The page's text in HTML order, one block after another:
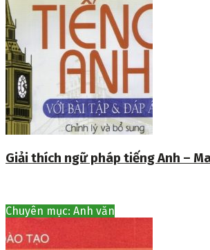
Giải thích ngữ pháp tiếng Anh –
Chuyên mục: Anh văn